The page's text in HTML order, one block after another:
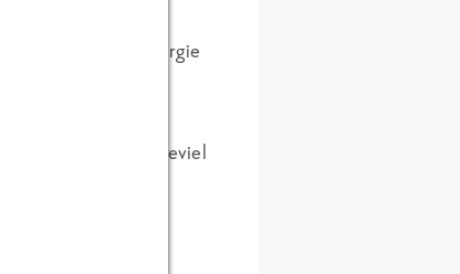
zum Thema Energie
bzw. man sieht wieviel
in Polen: